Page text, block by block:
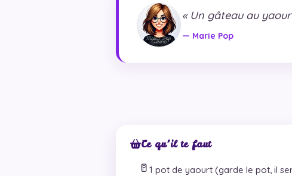
« Un gâteau au
— Marie Pop
Ce qu’il te faut
🥛 1 pot de yaourt (garde le pot, il